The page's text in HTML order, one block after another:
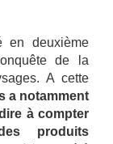
en deuxième
de la
A cette
a notamment
à compter
produits